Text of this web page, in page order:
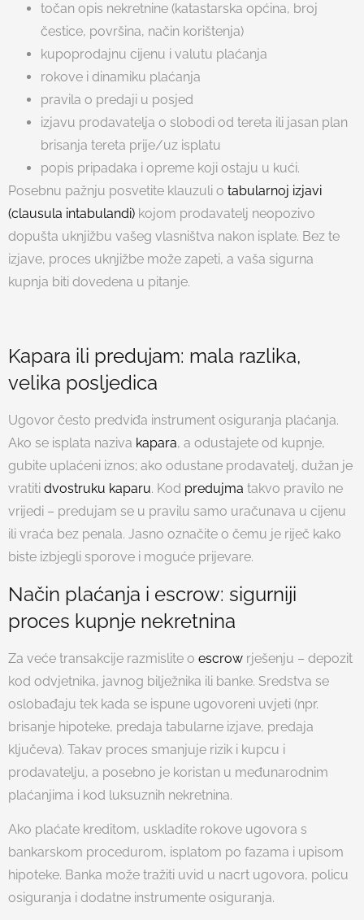
točan opis nekretnine (katastarska općina, broj
čestice, površina, način korištenja)
kupoprodajnu cijenu i valutu plaćanja
rokove i dinamiku plaćanja
pravila o predaji u posjed
izjavu prodavatelja o slobodi od tereta ili jasan plan
brisanja tereta prije/uz isplatu
popis pripadaka i opreme koji ostaju u kući.
Posebnu pažnju posvetite klauzuli o tabularnoj izjavi
(clausula intabulandi) kojom prodavatelj neopozivo
dopušta uknjižbu vašeg vlasništva nakon isplate. Bez te
izjave, proces uknjižbe može zapeti, a vaša sigurna
kupnja biti dovedena u pitanje.
Kapara ili predujam: mala razlika,
velika posljedica
Ugovor često predviđa instrument osiguranja plaćanja.
Ako se isplata naziva kapara, a odustajete od kupnje,
gubite uplaćeni iznos; ako odustane prodavatelj, dužan je
vratiti dvostruku kaparu. Kod predujma takvo pravilo ne
vrijedi – predujam se u pravilu samo uračunava u cijenu
ili vraća bez penala. Jasno označite o čemu je riječ kako
biste izbjegli sporove i moguće prijevare.
Način plaćanja i escrow: sigurniji
proces kupnje nekretnina
Za veće transakcije razmislite o escrow rješenju – depozit
kod odvjetnika, javnog bilježnika ili banke. Sredstva se
oslobađaju tek kada se ispune ugovoreni uvjeti (npr.
brisanje hipoteke, predaja tabularne izjave, predaja
ključeva). Takav proces smanjuje rizik i kupcu i
prodavatelju, a posebno je koristan u međunarodnim
plaćanjima i kod luksuznih nekretnina.
Ako plaćate kreditom, uskladite rokove ugovora s
bankarskom procedurom, isplatom po fazama i upisom
hipoteke. Banka može tražiti uvid u nacrt ugovora, policu
osiguranja i dodatne instrumente osiguranja.